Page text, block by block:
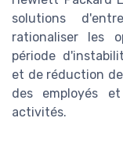
solutions
rationaliser les
période
et de réduction
des employés
activités.